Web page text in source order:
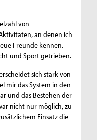
von
an denen ich
Freunde kennen.
und Sport getrieben.
sich stark von
mir das System in den
und das Bestehen der
nicht nur möglich, zu
Einsatz die